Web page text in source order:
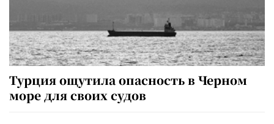
Турция ощутила опасность в Черном
море для своих судов